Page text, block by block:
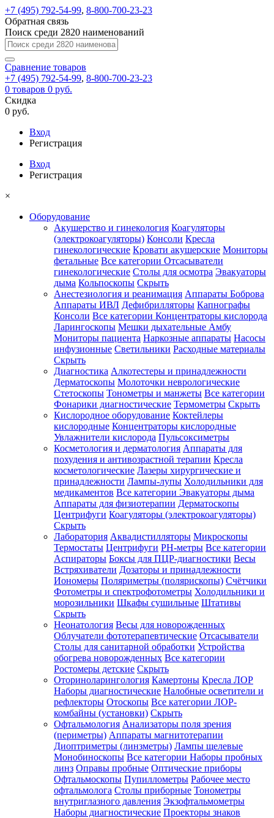
+7 (495) 792-54-99, 8-800-700-23-23
Обратная связь
Поиск среди 2820 наименований
Сравнение товаров
+7 (495) 792-54-99, 8-800-700-23-23
0 товаров 0 руб.
Скидка
0 руб.
Вход
Регистрация
Вход
Регистрация
×
Оборудование
Акушерство и гинекология Коагуляторы
(электрокоагуляторы) Консоли Кресла
гинекологические Кровати акушерские Мониторы
фетальные Все категории Отсасыватели
гинекологические Столы для осмотра Эвакуаторы
дыма Кольпоскопы Скрыть
Анестезиология и реанимация Аппараты Боброва
Аппараты ИВЛ Дефибрилляторы Капнографы
Консоли Все категории Концентраторы кислорода
Ларингоскопы Мешки дыхательные Амбу
Мониторы пациента Наркозные аппараты Насосы
инфузионные Светильники Расходные материалы
Скрыть
Диагностика Алкотестеры и принадлежности
Дерматоскопы Молоточки неврологические
Стетоскопы Тонометры и манжеты Все категории
Фонарики диагностические Термометры Скрыть
Кислородное оборудование Коктейлеры
кислородные Концентраторы кислородные
Увлажнители кислорода Пульсоксиметры
Косметология и дерматология Аппараты для
похудения и антивозрастной терапии Кресла
косметологические Лазеры хирургические и
принадлежности Лампы-лупы Холодильники для
медикаментов Все категории Эвакуаторы дыма
Аппараты для физиотерапии Дерматоскопы
Центрифуги Коагуляторы (электрокоагуляторы)
Скрыть
Лаборатория Аквадистилляторы Микроскопы
Термостаты Центрифуги PH-метры Все категории
Аспираторы Боксы для ПЦР-диагностики Весы
Встряхиватели Дозаторы и принадлежности
Иономеры Поляриметры (полярископы) Счётчики
Фотометры и спектрофотометры Холодильники и
морозильники Шкафы сушильные Штативы
Скрыть
Неонатология Весы для новорожденных
Облучатели фототерапевтические Отсасыватели
Столы для санитарной обработки Устройства
обогрева новорожденных Все категории
Ростомеры детские Скрыть
Оториноларингология Камертоны Кресла ЛОР
Наборы диагностические Налобные осветители и
рефлекторы Отоскопы Все категории ЛОР-
комбайны (установки) Скрыть
Офтальмология Анализаторы поля зрения
(периметры) Аппараты магнитотерапии
Диоптриметры (линзметры) Лампы щелевые
Монобиноскопы Все категории Наборы пробных
линз Оправы пробные Оптические приборы
Офтальмоскопы Пупиллометры Рабочее место
офтальмолога Столы приборные Тонометры
внутриглазного давления Экзофтальмометры
Наборы диагностические Проекторы знаков